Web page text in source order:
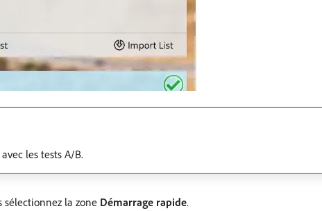
les tests A/B.
sélectionnez la zone Démarrage rapide.